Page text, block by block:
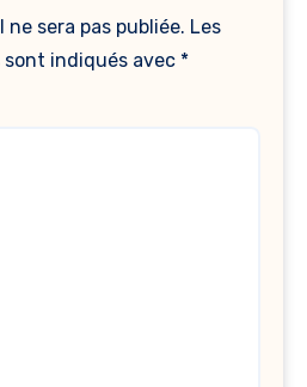
sera pas publiée. Les
indiqués avec *